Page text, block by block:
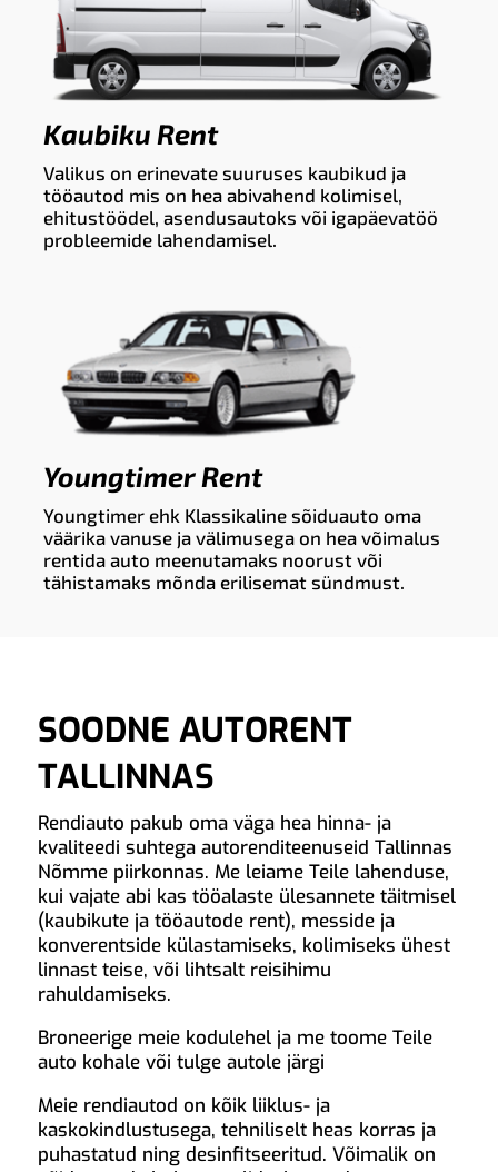
Kaubiku Rent
Valikus on erinevate suuruses kaubikud ja
tööautod mis on hea abivahend kolimisel,
ehitustöödel, asendusautoks või igapäevatöö
probleemide lahendamisel.
Youngtimer Rent
Youngtimer ehk Klassikaline sõiduauto oma
väärika vanuse ja välimusega on hea võimalus
rentida auto meenutamaks noorust või
tähistamaks mõnda erilisemat sündmust.
SOODNE AUTORENT
TALLINNAS
Rendiauto pakub oma väga hea hinna- ja
kvaliteedi suhtega autorenditeenuseid Tallinnas
Nõmme piirkonnas. Me leiame Teile lahenduse,
kui vajate abi kas tööalaste ülesannete täitmisel
(kaubikute ja tööautode rent), messide ja
konverentside külastamiseks, kolimiseks ühest
linnast teise, või lihtsalt reisihimu
rahuldamiseks.
Broneerige meie kodulehel ja me toome Teile
auto kohale või tulge autole järgi
Meie rendiautod on kõik liiklus- ja
kaskokindlustusega, tehniliselt heas korras ja
puhastatud ning desinfitseeritud. Võimalik on